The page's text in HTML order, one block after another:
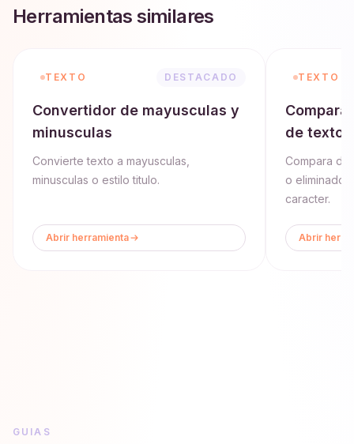
Herramientas similares
TEXTO DESTACADO
Convertidor de mayusculas y
minusculas
Convierte texto a mayusculas,
minusculas o estilo titulo.
Abrir herramienta
TEXTO
de texto
Compara
o
caracter.
Abrir
GUIAS